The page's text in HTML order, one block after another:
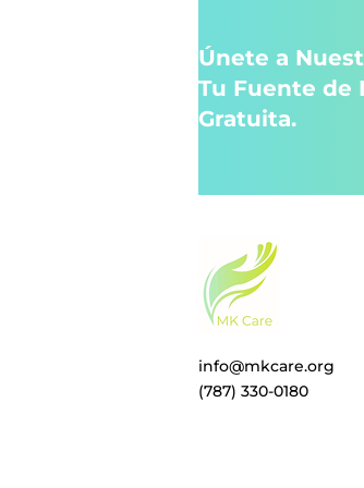
Únete a
Tu Fuente de
Gratuita.
info@mkcare.org
(787) 330-0180